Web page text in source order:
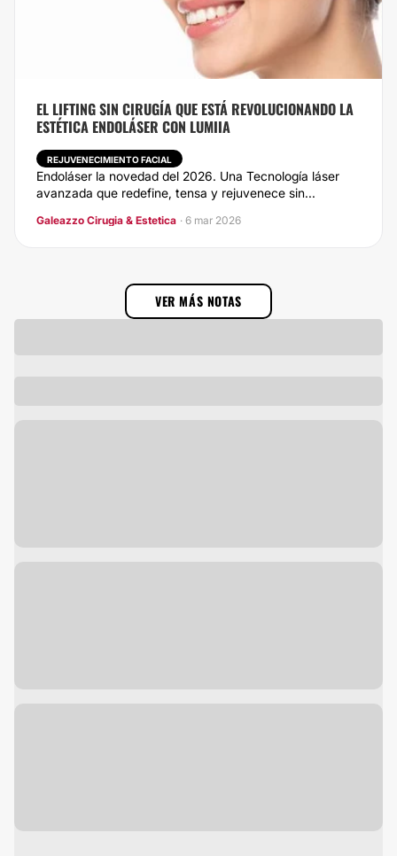
EL LIFTING SIN CIRUGÍA QUE ESTÁ REVOLUCIONANDO LA
ESTÉTICA ENDOLÁSER CON LUMIIA
REJUVENECIMIENTO FACIAL
Endoláser la novedad del 2026. Una Tecnología láser
avanzada que redefine, tensa y rejuvenece sin...
Galeazzo Cirugia & Estetica · 6 mar 2026
VER MÁS NOTAS